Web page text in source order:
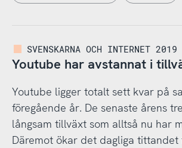
SVENSKARNA OCH INTERNET 2019
Youtube har avstannat i
Youtube ligger totalt sett kvar på
föregående år. De senaste årens
långsam tillväxt som alltså nu har
Däremot ökar det dagliga